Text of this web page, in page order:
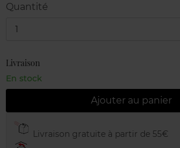
Quantité
1
Livraison
En stock
Ajouter au panier
Livraison gratuite à partir de 55€